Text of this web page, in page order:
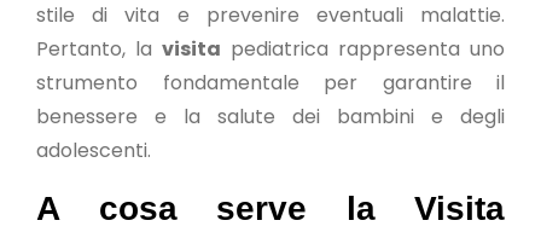
stile di vita e prevenire eventuali malattie.
Pertanto, la visita pediatrica rappresenta uno
strumento fondamentale per garantire il
benessere e la salute dei bambini e degli
adolescenti.
A cosa serve la Visita